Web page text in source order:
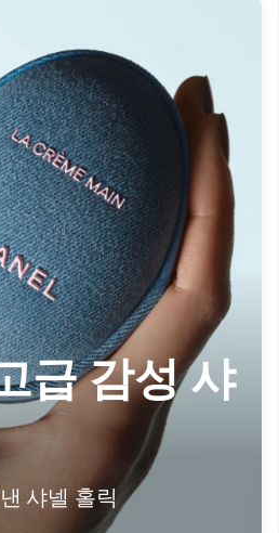
급 감성 샤
샤넬 홀릭